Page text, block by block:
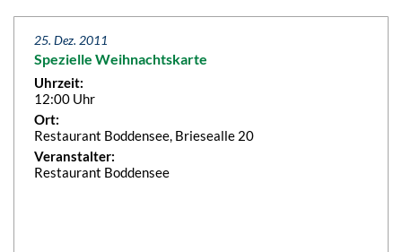
25. Dez. 2011
Spezielle Weihnachtskarte
Uhrzeit:
12:00 Uhr
Ort:
Restaurant Boddensee, Briesealle 20
Veranstalter:
Restaurant Boddensee